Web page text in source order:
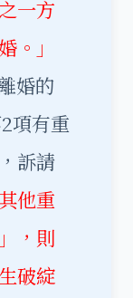
一方
。」
婚的
項有重
訴請
他重
，則
破綻